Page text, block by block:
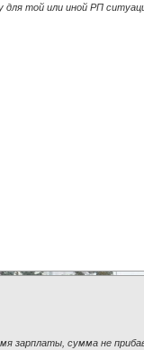
той или иной РП
зарплаты, сумма не